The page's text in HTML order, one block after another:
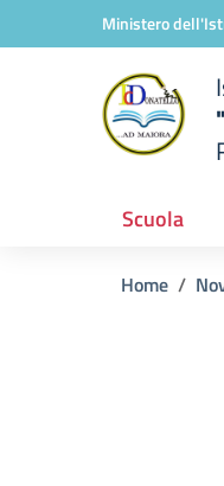
Vai ai contenuti
Vai al menu di navigazione
Ministero
Scuola
Home